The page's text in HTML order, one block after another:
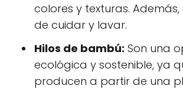
colores y texturas. Además,
de cuidar y lavar.
Hilos de bambú: Son una
ecológica y sostenible, ya
producen a partir de una